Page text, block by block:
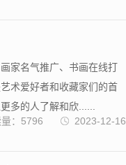
家名气推广、书画在线打
术爱好者和收藏家们的首
多的人了解和欣......
2023-12-16
：5796